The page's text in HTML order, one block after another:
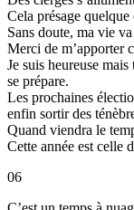
Cela présage quelque
Sans doute, ma vie
Merci de m’apporter
Je suis heureuse
se prépare.
Les prochaines
enfin sortir des
Quand viendra le
Cette année est celle
06